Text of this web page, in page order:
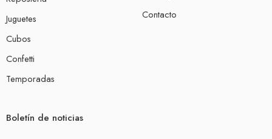
Juguetes
Cubos
Confetti
Temporadas
Contacto
Boletín de noticias